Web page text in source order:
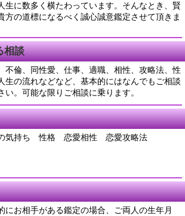
生に数多く横たわっています。そんなとき、賢
方の道標になるべく誠心誠意鑑定させて頂きま
相談
不倫、同性愛、仕事、適職、相性、攻略法、性
生の流れなどなど、基本的にはなんでもご相談
い。可能な限りご相談に乗ります。
気持ち 性格 恋愛相性 恋愛攻略法
にお相手がある鑑定の場合、ご両人の生年月